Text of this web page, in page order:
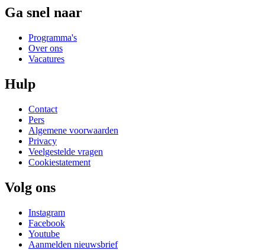
Ga snel naar
Programma's
Over ons
Vacatures
Hulp
Contact
Pers
Algemene voorwaarden
Privacy
Veelgestelde vragen
Cookiestatement
Volg ons
Instagram
Facebook
Youtube
Aanmelden nieuwsbrief